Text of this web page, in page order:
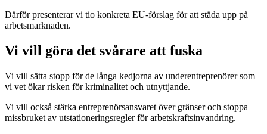
Därför presenterar vi tio konkreta EU-förslag för att städa upp på
arbetsmarknaden.
Vi vill göra det svårare att fuska
Vi vill sätta stopp för de långa kedjorna av underentreprenörer som
vi vet ökar risken för kriminalitet och utnyttjande.
Vi vill också stärka entreprenörsansvaret över gränser och stoppa
missbruket av utstationeringsregler för arbetskraftsinvandring.